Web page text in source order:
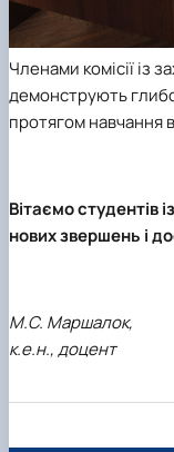
Членами комісії із
демонструють
протягом навчання
Вітаємо студентів
нових звершень і
М.С. Маршалок,
к.е.н., доцент